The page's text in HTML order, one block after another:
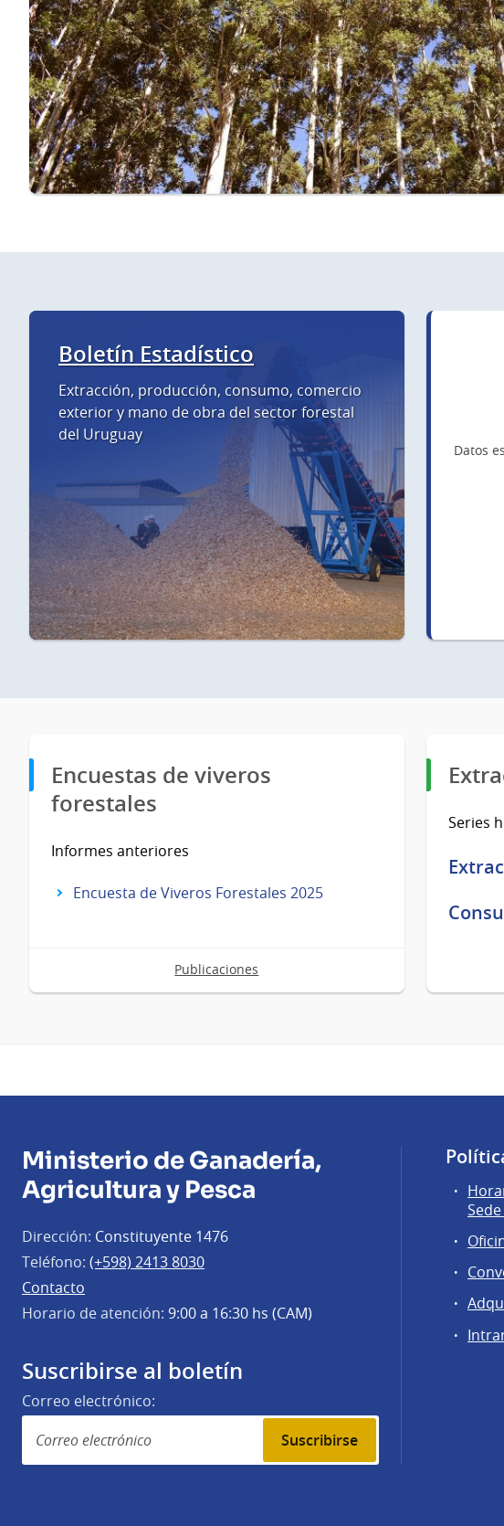
Boletín Estadístico
Extracción, producción, consumo, comercio
exterior y mano de obra del sector forestal
del Uruguay
Datos
Encuestas de viveros
forestales
Informes anteriores
Encuesta de Viveros Forestales 2025
Publicaciones
Series
Ministerio de Ganadería,
Agricultura y Pesca
Dirección: Constituyente 1476
Teléfono: (+598) 2413 8030
Contacto
Horario de atención: 9:00 a 16:30 hs (CAM)
Suscribirse al boletín
Correo electrónico:
Suscribirse